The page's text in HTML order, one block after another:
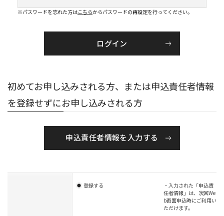
※パスワードを忘れた方はこちらからパスワードの再設定を行ってください。
初めてお申し込みされる方、または申込責任者情報
を登録せずにお申し込みされる方
申込責任者情報を入力する
登録する
・入力された「申込責
任者情報」は、次回We
b画面申込時にご利用い
ただけます。